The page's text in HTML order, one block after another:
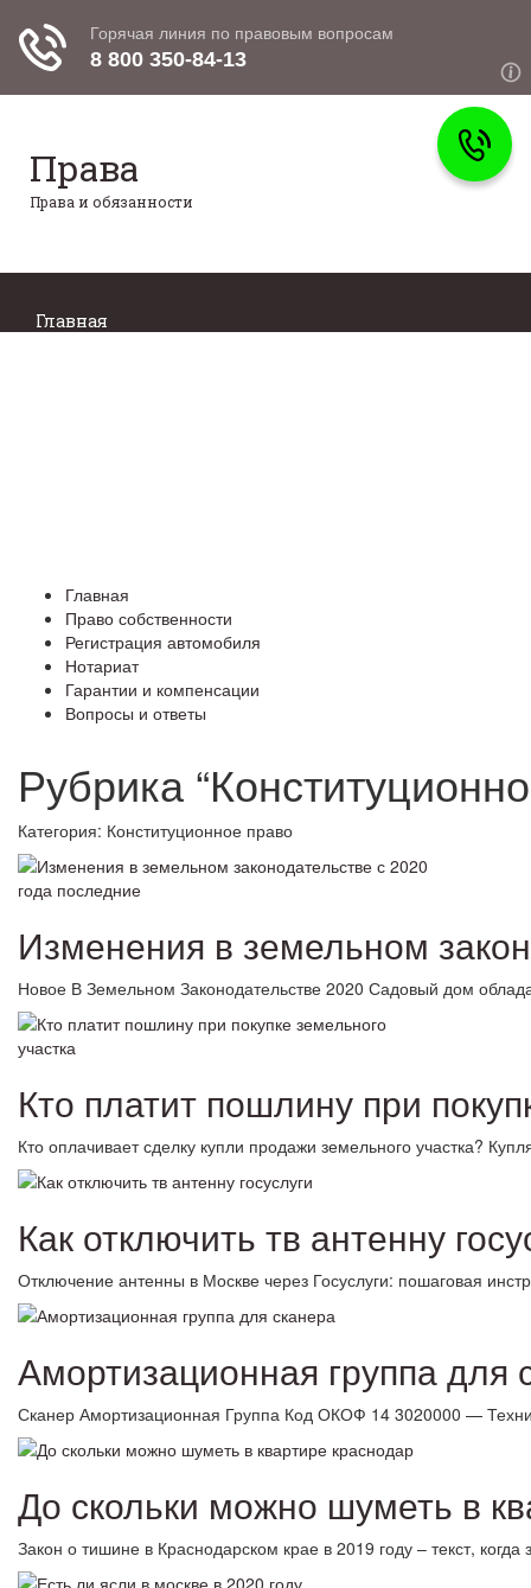
Права
Права и обязанности
Главная
Главная
Право собственности
Регистрация автомобиля
Нотариат
Гарантии и компенсации
Вопросы и ответы
Рубрика
Категория: Конституционное право
Изменения в земельном
Новое В Земельном Законодательстве 2020 Садовый дом
Кто платит пошлину при
Кто оплачивает сделку купли продажи земельного участка?
Как отключить тв антенну
Отключение антенны в Москве через Госуслуги: пошаговая
Амортизационная группа для
Сканер Амортизационная Группа Код ОКОФ 14 3020000 —
До скольки можно шуметь в
Закон о тишине в Краснодарском крае в 2019 году – текст,